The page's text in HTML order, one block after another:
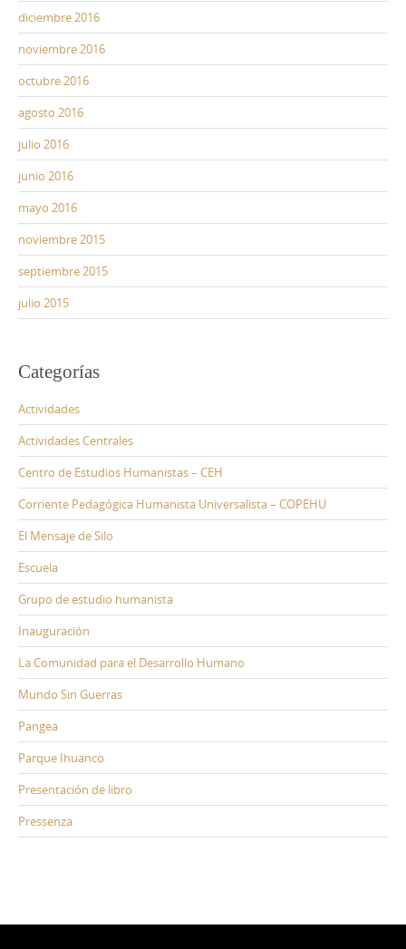
diciembre 2016
noviembre 2016
octubre 2016
agosto 2016
julio 2016
junio 2016
mayo 2016
noviembre 2015
septiembre 2015
julio 2015
Categorías
Actividades
Actividades Centrales
Centro de Estudios Humanistas – CEH
Corriente Pedagógica Humanista Universalista – COPEHU
El Mensaje de Silo
Escuela
Grupo de estudio humanista
Inauguración
La Comunidad para el Desarrollo Humano
Mundo Sin Guerras
Pangea
Parque Ihuanco
Presentación de libro
Pressenza